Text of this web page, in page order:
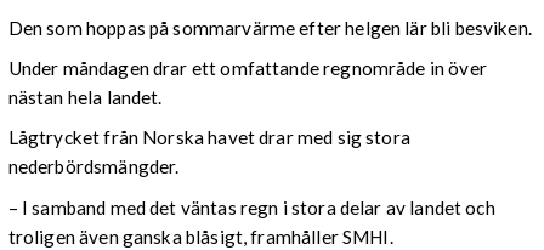
Den som hoppas på sommarvärme efter helgen lär bli besviken.
Under måndagen drar ett omfattande regnområde in över
nästan hela landet.
Lågtrycket från Norska havet drar med sig stora
nederbördsmängder.
– I samband med det väntas regn i stora delar av landet och
troligen även ganska blåsigt, framhåller SMHI.